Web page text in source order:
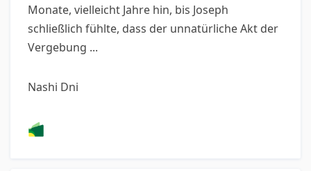
Monate, vielleicht Jahre hin, bis Joseph
schließlich fühlte, dass der unnatürliche Akt der
Vergebung ...
Nashi Dni